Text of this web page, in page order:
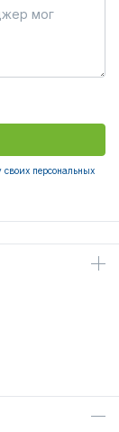
своих персональных